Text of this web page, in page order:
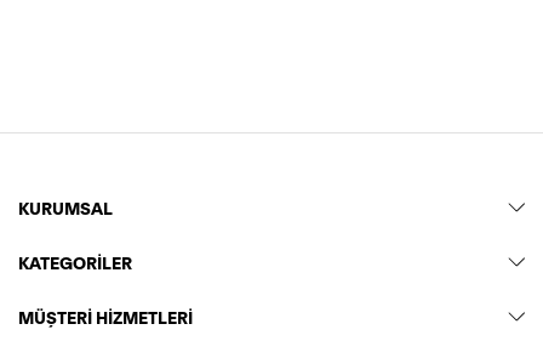
KURUMSAL
KATEGORİLER
MÜŞTERİ HİZMETLERİ